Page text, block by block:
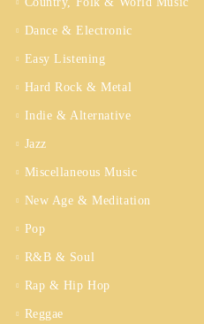
Dance & Electronic
Easy Listening
Hard Rock & Metal
Indie & Alternative
Jazz
Miscellaneous Music
New Age & Meditation
Pop
R&B & Soul
Rap & Hip Hop
Reggae